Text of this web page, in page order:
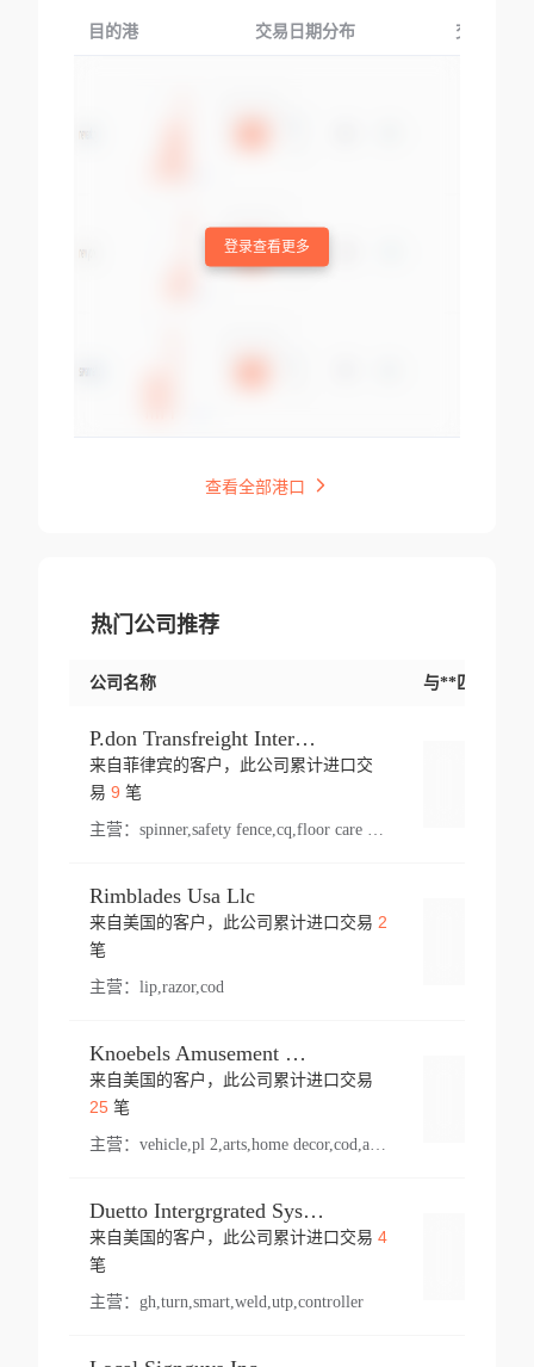
目的港 交易日期分布 交易产品
登录查看更多
查看全部港口
热门公司推荐
公司名称 与**匹配交易
P.don Transfreight International
来自菲律宾的客户，此公司累计进口交
易 9 笔
主营：
Rimblades Usa Llc
来自美国的客户，此公司累计进口交易 2
笔
主营： lip,razor,cod
Knoebels Amusement Resort
来自美国的客户，此公司累计进口交易
25笔
主营： vehicle,pl 2,arts,home decor,cod,amusement ride,sea
Duetto Intergrgrated Systems Inc.
来自美国的客户，此公司累计进口交易 4
笔
主营： gh,turn,smart,weld,utp,controller